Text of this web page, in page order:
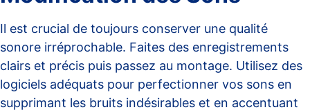
Il est crucial de toujours conserver une qualité
sonore irréprochable. Faites des enregistrements
clairs et précis puis passez au montage. Utilisez des
logiciels adéquats pour perfectionner vos sons en
supprimant les bruits indésirables et en accentuant